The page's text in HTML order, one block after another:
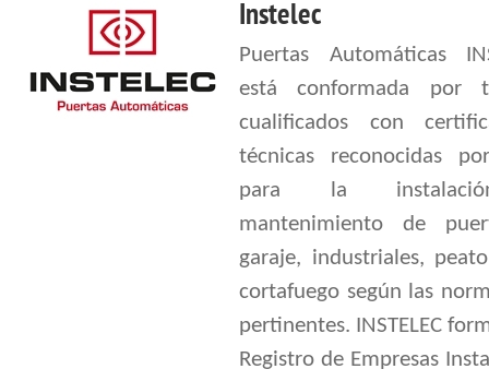
Instelec
Puertas Automáticas
está conformada por
cualificados con
técnicas reconocidas
para la
mantenimiento de
garaje, industriales,
cortafuego según las
pertinentes. INSTELEC
Registro de Empresas